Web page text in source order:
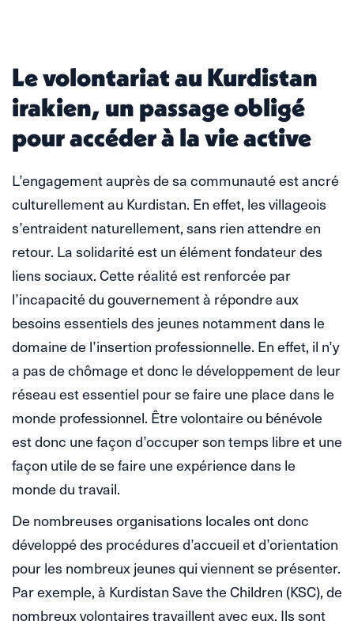
Le volontariat au Kurdistan
irakien, un passage obligé
pour accéder à la vie active
L’engagement auprès de sa communauté est ancré
culturellement au Kurdistan. En effet, les villageois
s’entraident naturellement, sans rien attendre en
retour. La solidarité est un élément fondateur des
liens sociaux. Cette réalité est renforcée par
l’incapacité du gouvernement à répondre aux
besoins essentiels des jeunes notamment dans le
domaine de l’insertion professionnelle. En effet, il n’y
a pas de chômage et donc le développement de leur
réseau est essentiel pour se faire une place dans le
monde professionnel. Être volontaire ou bénévole
est donc une façon d’occuper son temps libre et une
façon utile de se faire une expérience dans le
monde du travail.
De nombreuses organisations locales ont donc
développé des procédures d’accueil et d’orientation
pour les nombreux jeunes qui viennent se présenter.
Par exemple, à Kurdistan Save the Children (KSC), de
nombreux volontaires travaillent avec eux. Ils sont